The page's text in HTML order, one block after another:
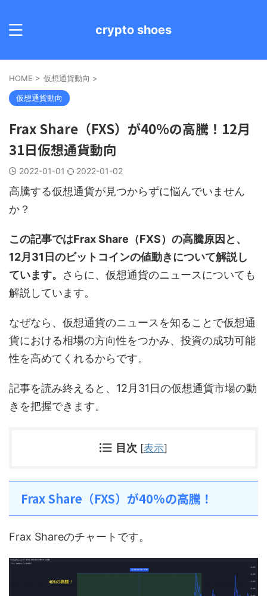
crypto shoes
HOME > 仮想通貨動向 >
仮想通貨動向
Frax Share（FXS）が40%の高騰！12月
31日仮想通貨動向
2022-01-01 2022-01-02
高騰する仮想通貨が見つからずに悩んでいません
か？
この記事ではFrax Share（FXS）の高騰原因と、
12月31日のビットコインの値動きについて解説し
ています。 さらに、仮想通貨のニュースについても
解説しています。
なぜなら、仮想通貨のニュースを知ることで仮想通
貨における相場の方向性をつかみ、投資の成功可能
性を高めてくれるからです。
記事を読み終えると、12月31日の仮想通貨市場の動
きを把握できます。
目次 [表示]
Frax Share（FXS）が40%の高騰！
Frax Shareのチャートです。